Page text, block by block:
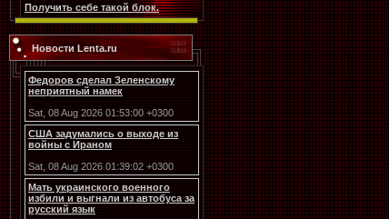
Получить себе такой блок.
Новости Lenta.ru
Федоров сделал Зеленскому
неприятный намек
Sat, 08 Aug 2026 01:53:00 +0300
США задумались о выходе из
войны с Ираном
Sat, 08 Aug 2026 01:39:02 +0300
Мать украинского военного
избили и выгнали из автобуса за
русский язык